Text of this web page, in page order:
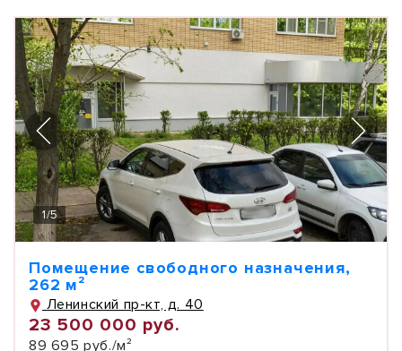
1/5
Помещение свободного назначения,
262 м²
Ленинский пр-кт, д. 40
23 500 000 руб.
89 695 руб./м²